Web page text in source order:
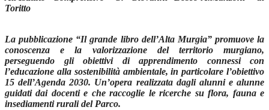
Toritto
La pubblicazione “Il grande libro dell’Alta Murgia” promuove la
conoscenza e la valorizzazione del territorio murgiano,
perseguendo gli obiettivi di apprendimento connessi con
l’educazione alla sostenibilità ambientale, in particolare l’obiettivo
15 dell’Agenda 2030. Un’opera realizzata dagli alunni e alunne
guidati dai docenti e che raccoglie le ricerche su flora, fauna e
insediamenti rurali del Parco.